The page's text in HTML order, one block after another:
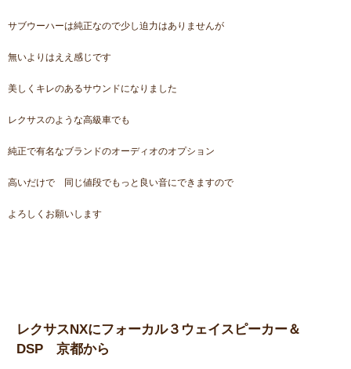
サブウーハーは純正なので少し迫力はありませんが
無いよりはええ感じです
美しくキレのあるサウンドになりました
レクサスのような高級車でも
純正で有名なブランドのオーディオのオプション
高いだけで 同じ値段でもっと良い音にできますので
よろしくお願いします
レクサスNXにフォーカル３ウェイスピーカー＆
DSP 京都から